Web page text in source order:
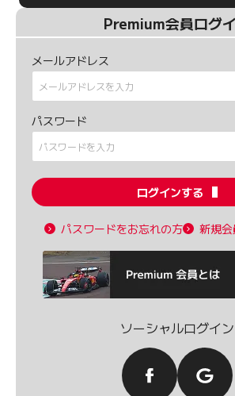
Premium会員ログ
メールアドレス
パスワード
ログインする
パスワードをお忘れの方 新規
ソーシャルログイン